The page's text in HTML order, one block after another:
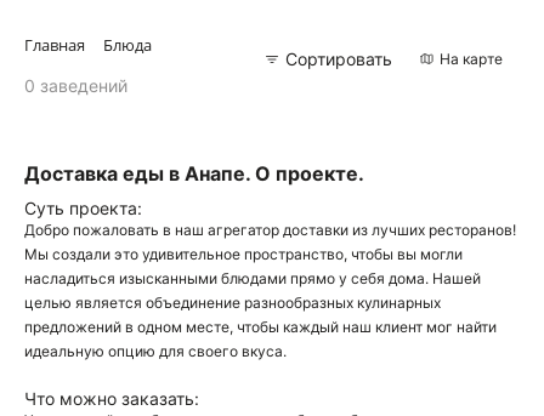
Главная Блюда
0 заведений
Сортировать На карте
Доставка еды в Анапе. О проекте.
Суть проекта:
Добро пожаловать в наш агрегатор доставки из лучших ресторанов!
Мы создали это удивительное пространство, чтобы вы могли
насладиться изысканными блюдами прямо у себя дома. Нашей
целью является объединение разнообразных кулинарных
предложений в одном месте, чтобы каждый наш клиент мог найти
идеальную опцию для своего вкуса.
Что можно заказать: